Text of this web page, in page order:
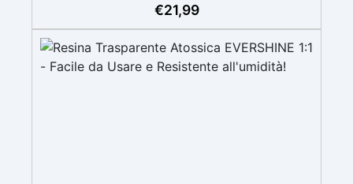
speciali filtri UV Formula densa : non cola via,
in 12-24h garantendo una superficie lucida e
brillante
€21,99